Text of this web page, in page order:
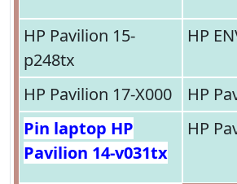
HP Pavilion 15-
p248tx
HP
HP Pavilion 17-X000
HP
Pin laptop HP
Pavilion 14-v031tx
HP